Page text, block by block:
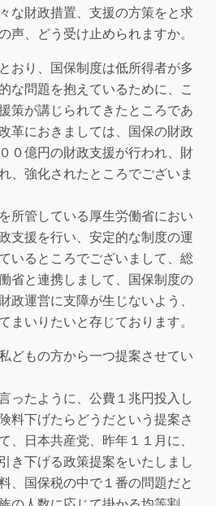
な財政措置、支援の方策をと求
声、どう受け止められますか。
おり、国保制度は低所得者が多
な問題を抱えているために、こ
策が講じられてきたところであ
革におきましては、国保の財政
０億円の財政支援が行われ、財
、強化されたところでございま
所管している厚生労働省におい
支援を行い、安定的な制度の運
いるところでございまして、総
省と連携しまして、国保制度の
政運営に支障が生じないよう、
まいりたいと存じております。
どもの方から一つ提案させてい
ったように、公費１兆円投入し
料下げたらどうだという提案さ
、日本共産党、昨年１１月に、
き下げる政策提案をいたしまし
、国保税の中で１番の問題だと